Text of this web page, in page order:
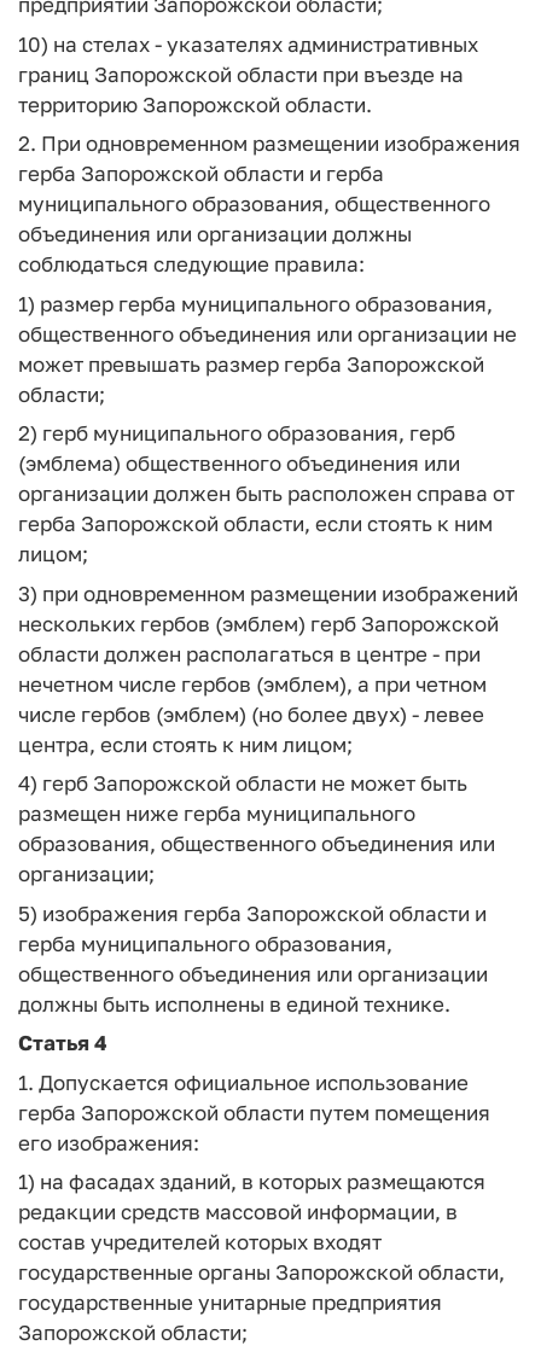
10) на стелах - указателях административных
границ Запорожской области при въезде на
территорию Запорожской области.
2. При одновременном размещении изображения
герба Запорожской области и герба
муниципального образования, общественного
объединения или организации должны
соблюдаться следующие правила:
1) размер герба муниципального образования,
общественного объединения или организации не
может превышать размер герба Запорожской
области;
2) герб муниципального образования, герб
(эмблема) общественного объединения или
организации должен быть расположен справа от
герба Запорожской области, если стоять к ним
лицом;
3) при одновременном размещении изображений
нескольких гербов (эмблем) герб Запорожской
области должен располагаться в центре - при
нечетном числе гербов (эмблем), а при четном
числе гербов (эмблем) (но более двух) - левее
центра, если стоять к ним лицом;
4) герб Запорожской области не может быть
размещен ниже герба муниципального
образования, общественного объединения или
организации;
5) изображения герба Запорожской области и
герба муниципального образования,
общественного объединения или организации
должны быть исполнены в единой технике.
Статья 4
1. Допускается официальное использование
герба Запорожской области путем помещения
его изображения:
1) на фасадах зданий, в которых размещаются
редакции средств массовой информации, в
состав учредителей которых входят
государственные органы Запорожской области,
государственные унитарные предприятия
Запорожской области;